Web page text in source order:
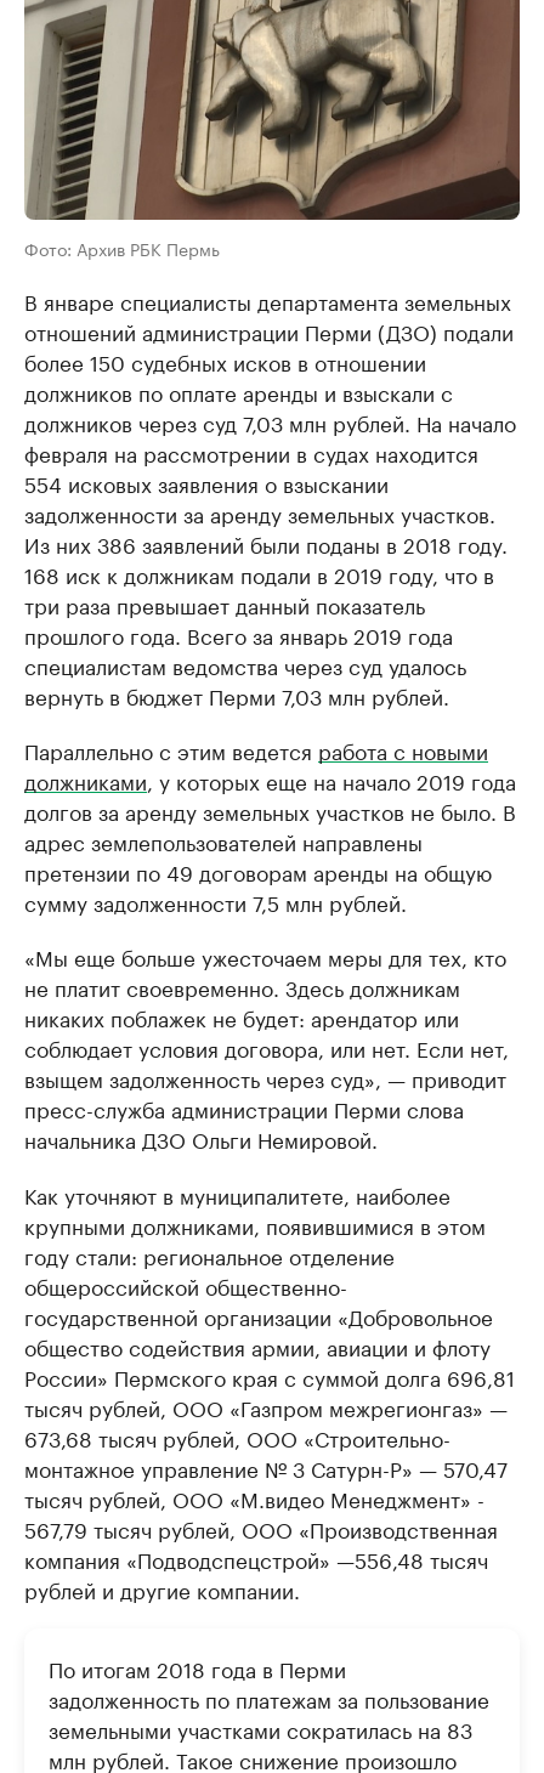
Фото: Архив РБК Пермь
В январе специалисты департамента земельных
отношений администрации Перми (ДЗО) подали
более 150 судебных исков в отношении
должников по оплате аренды и взыскали с
должников через суд 7,03 млн рублей. На начало
февраля на рассмотрении в судах находится
554 исковых заявления о взыскании
задолженности за аренду земельных участков.
Из них 386 заявлений были поданы в 2018 году.
168 иск к должникам подали в 2019 году, что в
три раза превышает данный показатель
прошлого года. Всего за январь 2019 года
специалистам ведомства через суд удалось
вернуть в бюджет Перми 7,03 млн рублей.
Параллельно с этим ведется работа с новыми
должниками, у которых еще на начало 2019 года
долгов за аренду земельных участков не было. В
адрес землепользователей направлены
претензии по 49 договорам аренды на общую
сумму задолженности 7,5 млн рублей.
«Мы еще больше ужесточаем меры для тех, кто
не платит своевременно. Здесь должникам
никаких поблажек не будет: арендатор или
соблюдает условия договора, или нет. Если нет,
взыщем задолженность через суд», — приводит
пресс-служба администрации Перми слова
начальника ДЗО Ольги Немировой.
Как уточняют в муниципалитете, наиболее
крупными должниками, появившимися в этом
году стали: региональное отделение
общероссийской общественно-
государственной организации «Добровольное
общество содействия армии, авиации и флоту
России» Пермского края с суммой долга 696,81
тысяч рублей, ООО «Газпром межрегионгаз» —
673,68 тысяч рублей, ООО «Строительно-
монтажное управление № 3 Сатурн-Р» — 570,47
тысяч рублей, ООО «М.видео Менеджмент» -
567,79 тысяч рублей, ООО «Производственная
компания «Подводспецстрой» —556,48 тысяч
рублей и другие компании.
По итогам 2018 года в Перми
задолженность по платежам за пользование
земельными участками сократилась на 83
млн рублей. Такое снижение произошло